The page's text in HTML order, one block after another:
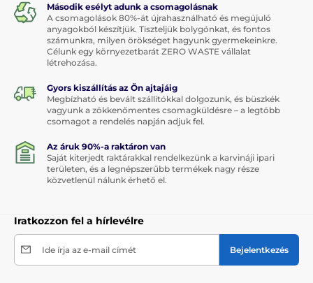
Második esélyt adunk a csomagolásnak
A csomagolások 80%-át újrahasználható és megújuló
anyagokból készítjük. Tiszteljük bolygónkat, és fontos
számunkra, milyen örökséget hagyunk gyermekeinkre.
Célunk egy környezetbarát ZERO WASTE vállalat
létrehozása.
Gyors kiszállítás az Ön ajtajáig
Megbízható és bevált szállítókkal dolgozunk, és büszkék
vagyunk a zökkenőmentes csomagküldésre – a legtöbb
csomagot a rendelés napján adjuk fel.
Az áruk 90%-a raktáron van
Saját kiterjedt raktárakkal rendelkezünk a karvináji ipari
területen, és a legnépszerűbb termékek nagy része
közvetlenül nálunk érhető el.
Iratkozzon fel a hírlevélre
Ide írja az e-mail címét Bejelentkezés